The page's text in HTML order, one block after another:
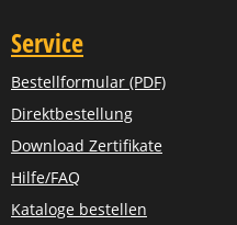
Service
Bestellformular (PDF)
Direktbestellung
Download Zertifikate
Hilfe/FAQ
Kataloge bestellen